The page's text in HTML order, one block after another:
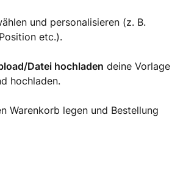
und personalisieren (z. B.
etc.).
Datei hochladen deine Vorlage
hochladen.
Warenkorb legen und Bestellung